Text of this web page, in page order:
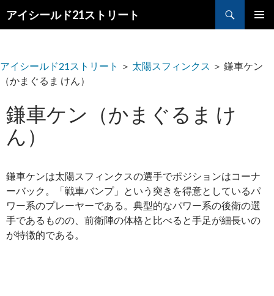
アイシールド21ストリート
索
イ
ー
ン
ツ
へ
キ
ッ
プ
アイシールド21ストリート ＞ 太陽スフィンクス ＞ 鎌車ケン
（かまぐるま けん）
鎌車ケン（かまぐるま け
ん）
鎌車ケンは太陽スフィンクスの選手でポジションはコーナ
ーバック。「戦車バンプ」という突きを得意としているパ
ワー系のプレーヤーである。典型的なパワー系の後衛の選
手であるものの、前衛陣の体格と比べると手足が細長いの
が特徴的である。